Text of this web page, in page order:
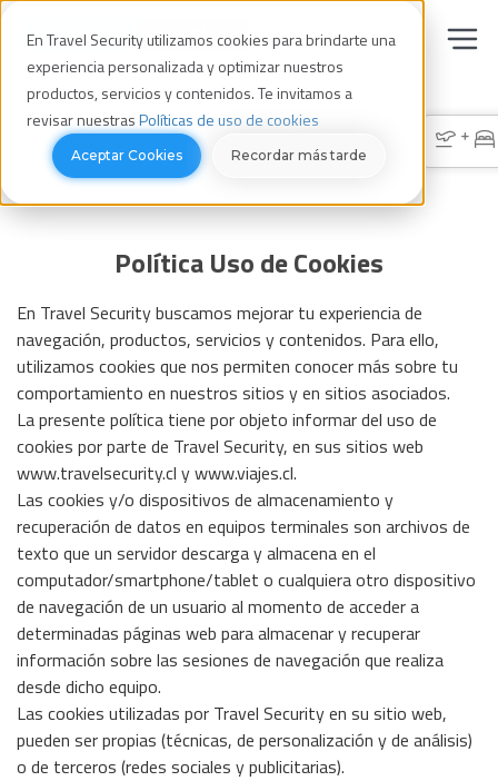
En Travel Security utilizamos cookies para brindarte una
experiencia personalizada y optimizar nuestros
productos, servicios y contenidos. Te invitamos a
revisar nuestrasPolíticas de uso de cookies
Aceptar Cookies Recordar más tarde
Vuelos Hoteles +
Crucero
Australis
Viajes
Colección
Premium
Política Uso de Cookies
En Travel Security buscamos mejorar tu experiencia de
navegación, productos, servicios y contenidos. Para ello,
utilizamos cookies que nos permiten conocer más sobre tu
comportamiento en nuestros sitios y en sitios asociados.
La presente política tiene por objeto informar del uso de
cookies por parte de Travel Security, en sus sitios web
www.travelsecurity.cl y www.viajes.cl.
Las cookies y/o dispositivos de almacenamiento y
recuperación de datos en equipos terminales son archivos de
texto que un servidor descarga y almacena en el
computador/smartphone/tablet o cualquiera otro dispositivo
de navegación de un usuario al momento de acceder a
determinadas páginas web para almacenar y recuperar
información sobre las sesiones de navegación que realiza
desde dicho equipo.
Las cookies utilizadas por Travel Security en su sitio web,
pueden ser propias (técnicas, de personalización y de análisis)
o de terceros (redes sociales y publicitarias).